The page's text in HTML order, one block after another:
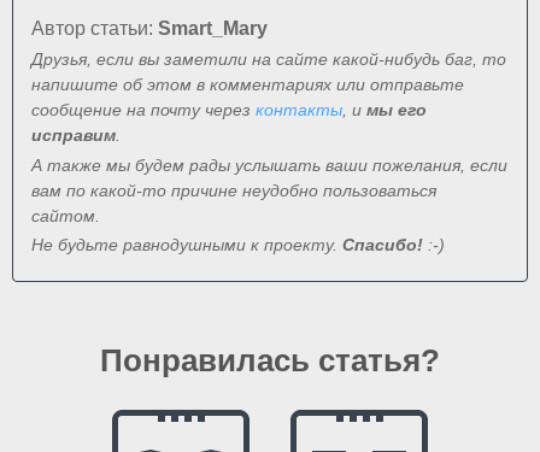
Автор статьи: Smart_Mary
Друзья, если вы заметили на сайте какой-нибудь баг, то
напишите об этом в комментариях или отправьте
сообщение на почту через контакты, и мы его
исправим.
А также мы будем рады услышать ваши пожелания, если
вам по какой-то причине неудобно пользоваться
сайтом.
Не будьте равнодушными к проекту. Спасибо! :-)
Понравилась статья?